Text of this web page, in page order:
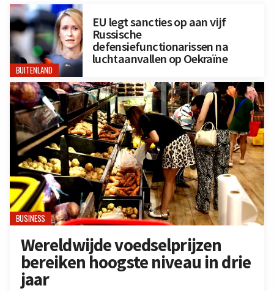
BUITENLAND
EU legt sancties op aan vijf
Russische
defensiefunctionarissen na
luchtaanvallen op Oekraïne
BUSINESS
Wereldwijde voedselprijzen
bereiken hoogste niveau in drie
jaar